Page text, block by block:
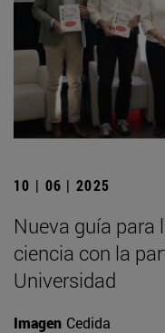
10 | 06 | 2025
Nueva guía para
ciencia con la
Universidad
Imagen Cedida